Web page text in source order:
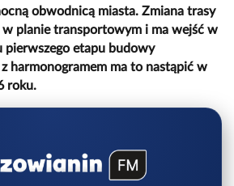
obwodnicą miasta. Zmiana trasy
w planie transportowym i ma wejść w
pierwszego etapu budowy
harmonogramem ma to nastąpić w
roku.